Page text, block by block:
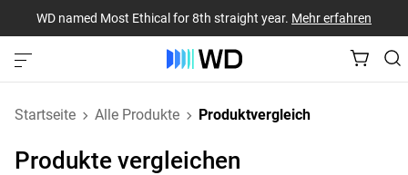
WD named Most Ethical for 8th straight year. Mehr erfahren
Startseite Alle Produkte Produktvergleich
Produkte vergleichen